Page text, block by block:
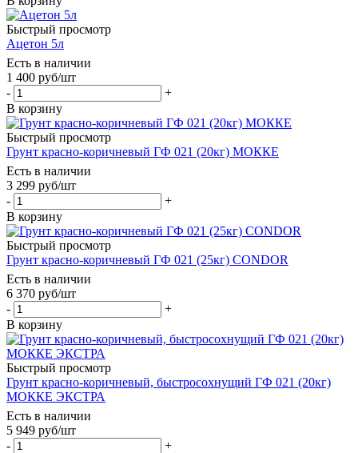
Быстрый просмотр
Ацетон 5л
Есть в наличии
1 400 руб/шт
-
+
В корзину
Быстрый просмотр
Грунт красно-коричневый ГФ 021 (20кг) МОККЕ
Есть в наличии
3 299 руб/шт
-
+
В корзину
Быстрый просмотр
Грунт красно-коричневый ГФ 021 (25кг) CONDOR
Есть в наличии
6 370 руб/шт
-
+
В корзину
Быстрый просмотр
Грунт красно-коричневый, быстросохнущий ГФ 021 (20кг)
МОККЕ ЭКСТРА
Есть в наличии
5 949 руб/шт
-
+